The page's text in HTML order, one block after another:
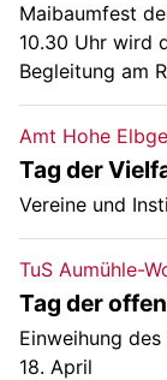
Maibaumfest
10.30 Uhr wird
Begleitung am
Amt Hohe
Tag der
Vereine und
TuS Aumühle-
Tag der
Einweihung
18. April